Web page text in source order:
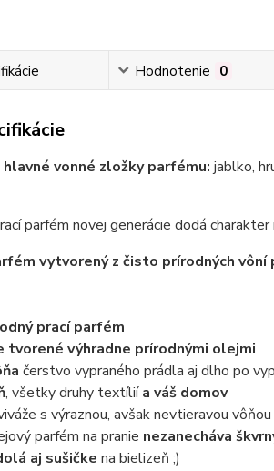
Hodnotenie 0
vonné zložky parfému: jablko,
parfém novej generácie dodá
vytvorený z čisto prírodných
prací parfém
tvorené výhradne prírodnými olejmi
čerstvo vypraného prádla aj dlho po
, všetky druhy textíliía váš domov
s výraznou, avšak nevtieravou vôňou
parfém na pranie nezanecháva
aj sušičke na bielizeň ;)